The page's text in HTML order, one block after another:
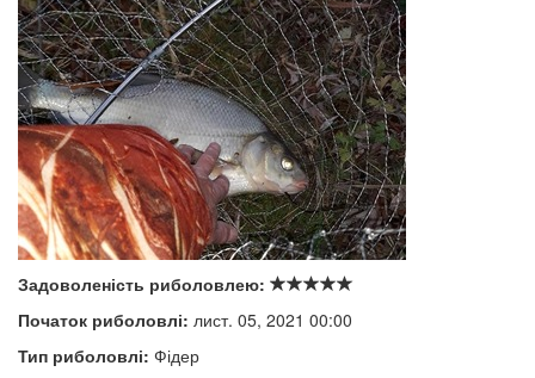
Задоволеність риболовлею:
Початок риболовлі: лист. 05, 2021 00:00
Тип риболовлі: Фідер